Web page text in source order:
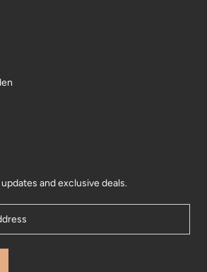
and exclusive deals.